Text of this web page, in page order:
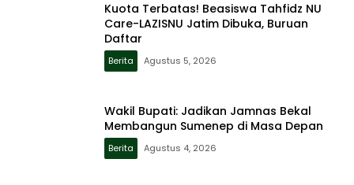
Kuota Terbatas! Beasiswa Tahfidz NU
Care-LAZISNU Jatim Dibuka, Buruan
Daftar
Berita Agustus 5, 2026
Wakil Bupati: Jadikan Jamnas Bekal
Membangun Sumenep di Masa Depan
Berita Agustus 4, 2026